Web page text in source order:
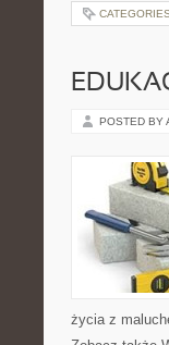
POSTED BY
życia z